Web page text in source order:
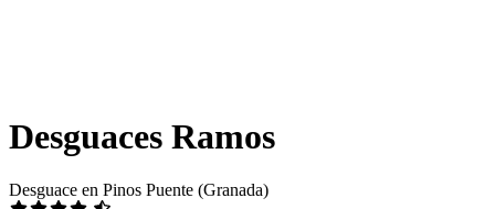
Desguaces Ramos
Desguace en Pinos Puente (Granada)